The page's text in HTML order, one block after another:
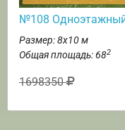
№108
Размер: 8х10 м
Общая площадь: 682
1698350